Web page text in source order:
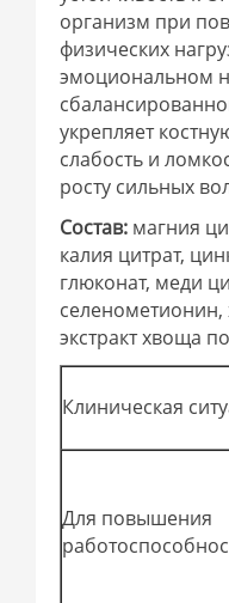
организм при
физических
эмоциональном
укрепляет
слабость и
росту сильных
Состав: магния
калия цитрат,
глюконат, меди
экстракт хвоща
Клиническая
Для повышения